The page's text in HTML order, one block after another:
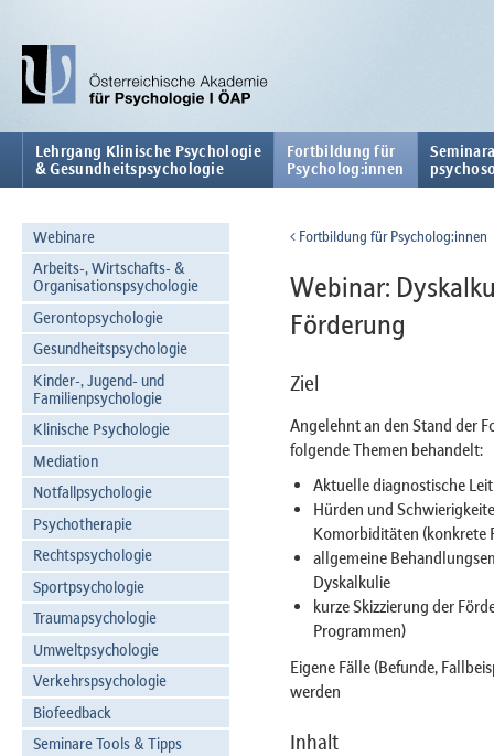
Lehrgang Klinische Psychologie
& Gesundheitspsychologie
Fortbildung für
Psycholog:innen
Webinare
Arbeits-, Wirtschafts- &
Organisationspsychologie
Gerontopsychologie
Gesundheitspsychologie
Kinder-, Jugend- und
Familienpsychologie
Klinische Psychologie
Mediation
Notfallpsychologie
Psychotherapie
Rechtspsychologie
Sportpsychologie
Traumapsychologie
Umweltpsychologie
Verkehrspsychologie
Biofeedback
Seminare Tools & Tipps
Fortbildung für Psycholog:innen
Webinar:
Förderung
Ziel
Angelehnt an den Stand der
folgende Themen behandelt:
Aktuelle diagnostische
Hürden und
Komorbiditäten (konkrete
allgemeine
Dyskalkulie
kurze Skizzierung der
Programmen)
Eigene Fälle (Befunde,
werden
Inhalt